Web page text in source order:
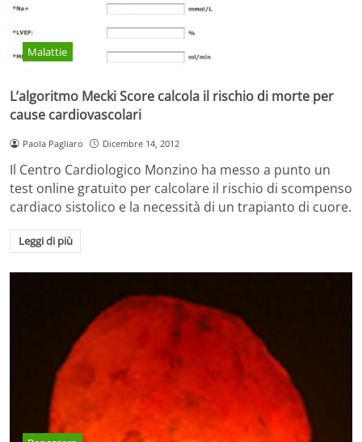
Malattie
L’algoritmo Mecki Score calcola il rischio di morte per
cause cardiovascolari
Paola Pagliaro Dicembre 14, 2012
Il Centro Cardiologico Monzino ha messo a punto un
test online gratuito per calcolare il rischio di scompenso
cardiaco sistolico e la necessità di un trapianto di cuore.
Leggi di più